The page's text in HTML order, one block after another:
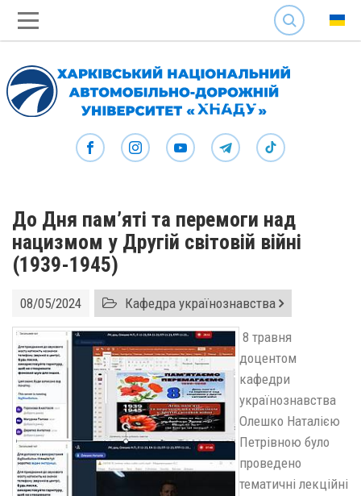
SEARCH
До Дня пам’яті та перемоги над
нацизмом у Другій світовій війні
(1939-1945)
08/05/2024 Кафедра українознавства
8 травня
доцентом
кафедри
українознавства
Олешко Наталією
Петрівною було
проведено
тематичні лекційні